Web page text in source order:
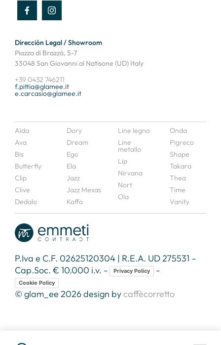
Dirección Legal / Showroom
Piazza di Brazzà, 5-7
33048 San Giovanni al Natisone (UD) Italy
+39 0432 746211
f.pittia@glamee.it
e.carcasio@glamee.it
Aida
Ava
Bis
Butterfly
Clip
Clive
Dedalo
Dory
Dream
Ego
Ela
Jazz
Jazz Mesas
Kaffa
Line legno
Line
metallo
Lip
Nirvana
Nort
Ola
Onda
Pigreco
Shape
Takara
Thea
Time
Vanity
P.Iva e C.F. 02625120304 | R.E.A. UD 275531 –
Cap.Soc. € 10.000 i.v. -
Privacy Policy -
Cookie Policy
© glam_ee 2026 design bycaffècorretto